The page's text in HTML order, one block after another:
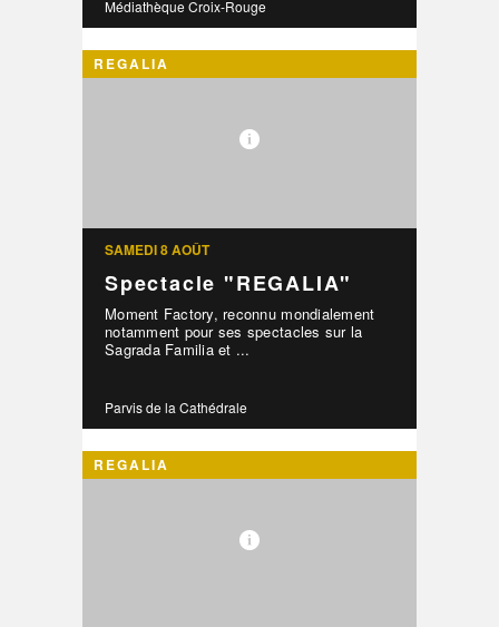
Médiathèque Croix-Rouge
REGALIA
SAMEDI 8 AOÛT
Spectacle "REGALIA"
Moment Factory, reconnu mondialement
notamment pour ses spectacles sur la
Sagrada Familia et ...
Parvis de la Cathédrale
REGALIA